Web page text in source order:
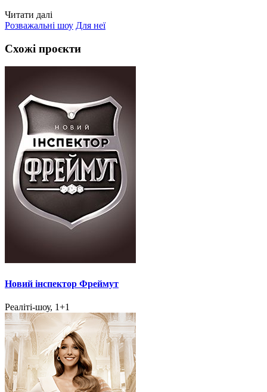
Читати далі
Розважальні шоу Для неї
Схожі проєкти
Новий інспектор Фреймут
Реаліті-шоу, 1+1